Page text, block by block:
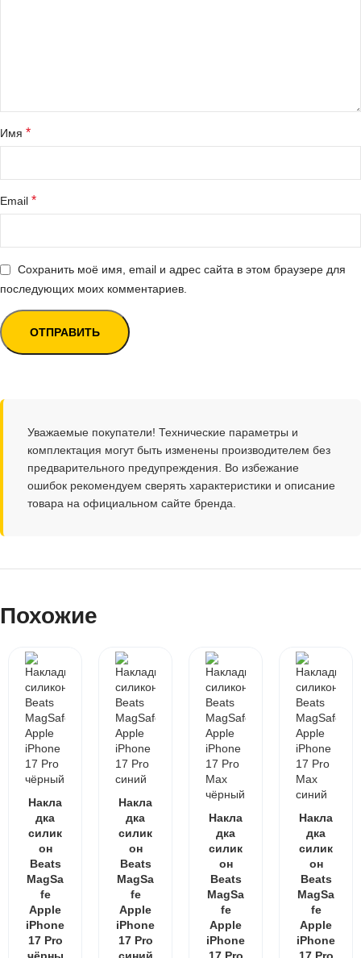
Имя *
Email *
Сохранить моё имя, email и адрес сайта в этом браузере для
последующих моих комментариев.
Уважаемые покупатели! Технические параметры и
комплектация могут быть изменены производителем без
предварительного предупреждения. Во избежание
ошибок рекомендуем сверять характеристики и описание
товара на официальном сайте бренда.
Похожие
Накла
дка
силик
он
Beats
MagSa
fe
Apple
iPhone
17 Pro
чёрны
Накла
дка
силик
он
Beats
MagSa
fe
Apple
iPhone
17 Pro
синий
Накла
дка
силик
он
Beats
MagSa
fe
Apple
iPhone
17 Pro
Накла
дка
силик
он
Beats
MagSa
fe
Apple
iPhone
17 Pro